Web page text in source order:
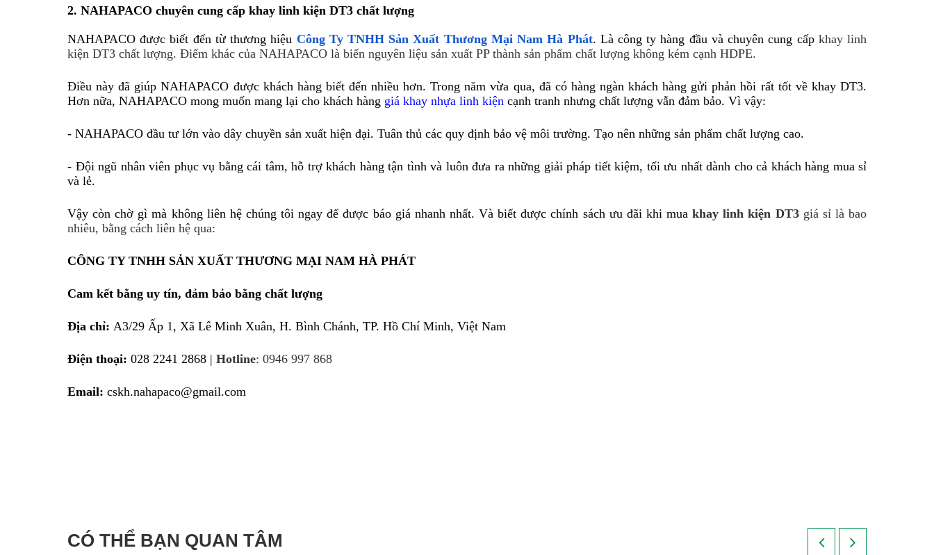
2. NAHAPACO chuyên cung cấp khay linh kiện DT3 chất lượng
NAHAPACO được biết đến từ thương hiệu Công Ty TNHH Sản Xuất Thương Mại Nam Hà Phát. Là công ty hàng đầu và chuyên cung cấp khay linh
kiện DT3 chất lượng. Điểm khác của NAHAPACO là biến nguyên liệu sản xuất PP thành sản phẩm chất lượng không kém cạnh HDPE.
Điều này đã giúp NAHAPACO được khách hàng biết đến nhiều hơn. Trong năm vừa qua, đã có hàng ngàn khách hàng gửi phản hồi rất tốt về khay DT3.
Hơn nữa, NAHAPACO mong muốn mang lại cho khách hàng giá khay nhựa linh kiện cạnh tranh nhưng chất lượng vẫn đảm bảo. Vì vậy:
- NAHAPACO đầu tư lớn vào dây chuyền sản xuất hiện đại. Tuân thủ các quy định bảo vệ môi trường. Tạo nên những sản phẩm chất lượng cao.
- Đội ngũ nhân viên phục vụ bằng cái tâm, hỗ trợ khách hàng tận tình và luôn đưa ra những giải pháp tiết kiệm, tối ưu nhất dành cho cả khách hàng mua sỉ
và lẻ.
Vậy còn chờ gì mà không liên hệ chúng tôi ngay để được báo giá nhanh nhất. Và biết được chính sách ưu đãi khi mua khay linh kiện DT3 giá sỉ là bao
nhiêu, bằng cách liên hệ qua:
CÔNG TY TNHH SẢN XUẤT THƯƠNG MẠI NAM HÀ PHÁT
Cam kết bằng uy tín, đảm bảo bằng chất lượng
Địa chỉ: A3/29 Ấp 1, Xã Lê Minh Xuân, H. Bình Chánh, TP. Hồ Chí Minh, Việt Nam
Điện thoại: 028 2241 2868 | Hotline: 0946 997 868
Email: cskh.nahapaco@gmail.com
CÓ THỂ BẠN QUAN TÂM